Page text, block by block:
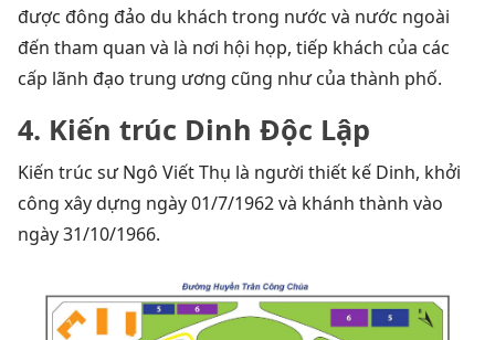
được đông đảo du khách trong nước và nước ngoài
đến tham quan và là nơi hội họp, tiếp khách của các
cấp lãnh đạo trung ương cũng như của thành phố.
4. Kiến trúc Dinh Độc Lập
Kiến trúc sư Ngô Viết Thụ là người thiết kế Dinh, khởi
công xây dựng ngày 01/7/1962 và khánh thành vào
ngày 31/10/1966.